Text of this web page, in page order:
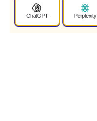
ChatGPT Perplexity